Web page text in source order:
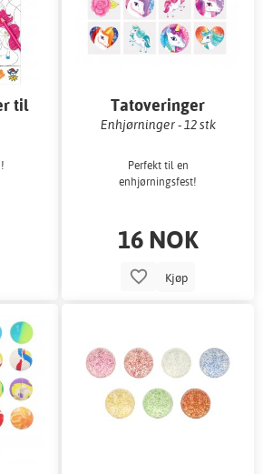
til
Tatoveringer
Enhjørninger - 12 stk
Perfekt til en
enhjørningsfest!
16 NOK
Kjøp